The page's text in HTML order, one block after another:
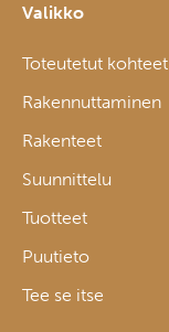
Valikko
Toteutetut kohteet
Rakennuttaminen
Rakenteet
Suunnittelu
Tuotteet
Puutieto
Tee se itse